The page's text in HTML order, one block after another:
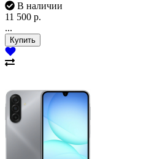
В наличии
11 500 р.
...